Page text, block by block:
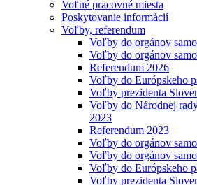
Voľné pracovné miesta
Poskytovanie informácií
Voľby, referendum
Voľby do orgánov
Voľby do orgánov
Referendum 2026
Voľby do Európskeho
Voľby prezidenta
Voľby do Národnej
2023
Referendum 2023
Voľby do orgánov
Voľby do orgánov
Voľby do Európskeho
Voľby prezidenta